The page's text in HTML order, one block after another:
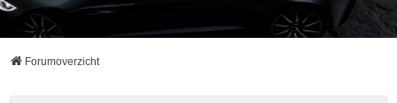
Forumoverzicht